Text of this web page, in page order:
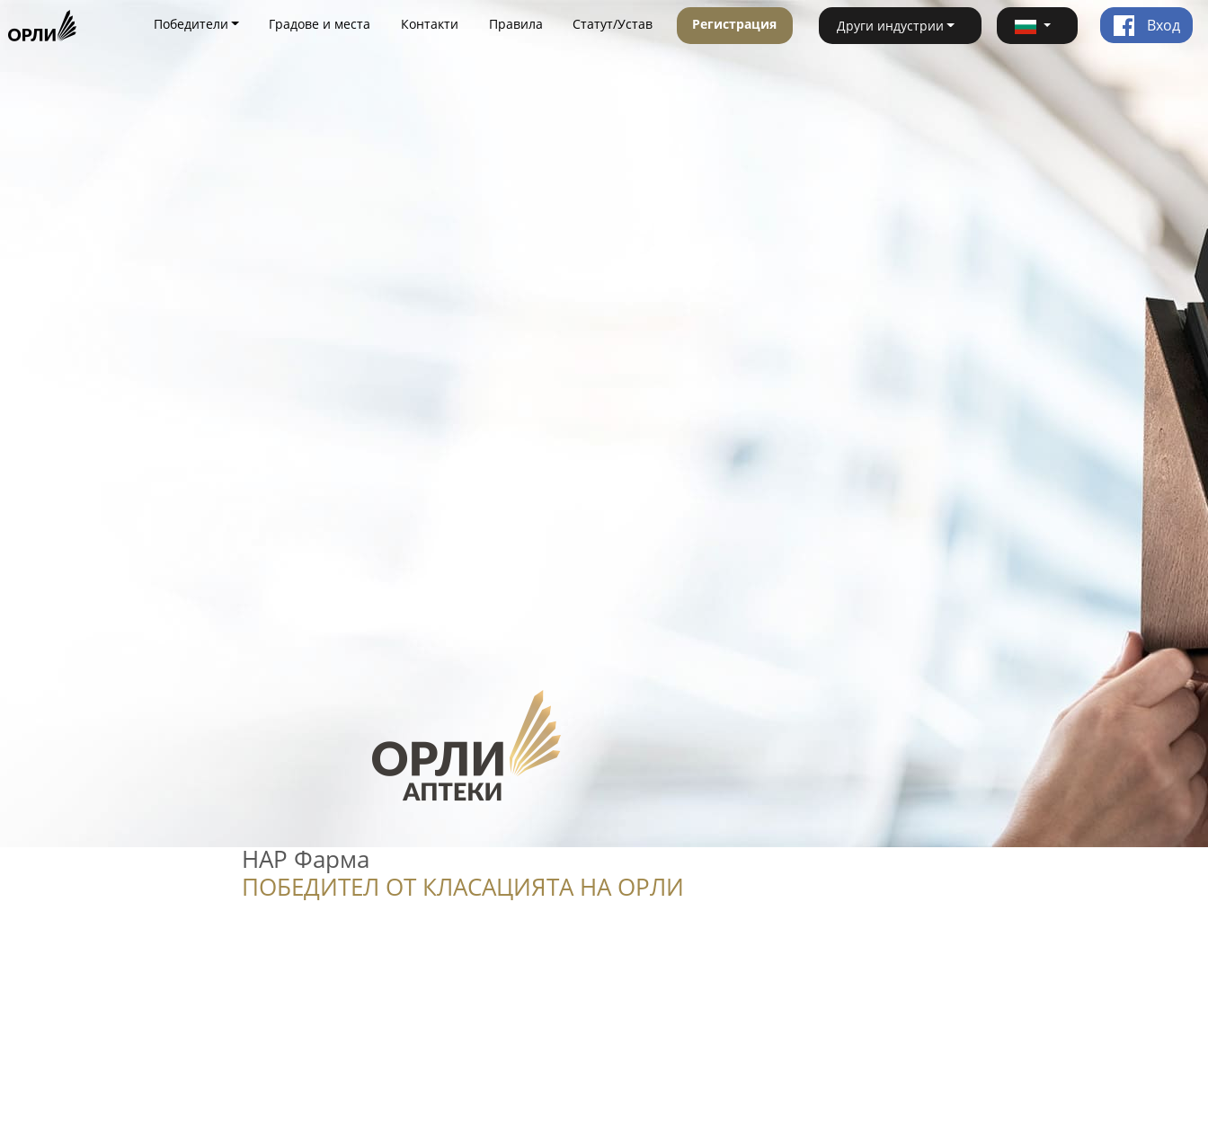
Победители Градове и места Контакти Правила Статут/Устав Регистрация Други индустрии Вход
НАР Фарма
ПОБЕДИТЕЛ ОТ КЛАСАЦИЯТА НА ОРЛИ